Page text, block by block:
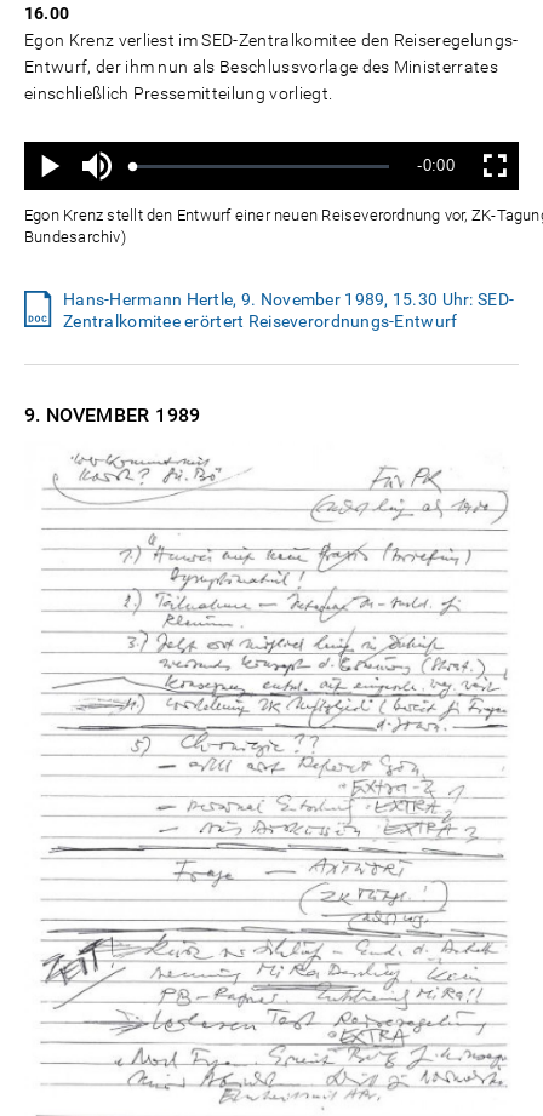
16.00
Egon Krenz verliest im SED-Zentralkomitee den Reiseregelungs-
Entwurf, der ihm nun als Beschlussvorlage des Ministerrates
einschließlich Pressemitteilung vorliegt.
Wiedergabe
Ton
aus
Geladen:
Status:
Verbleibende
Zeit
-0:00 Vollbild
Egon Krenz stellt den Entwurf einer neuen Reiseverordnung vor, ZK-
Bundesarchiv)
Hans-Hermann Hertle, 9. November 1989, 15.30 Uhr: SED-
Zentralkomitee erörtert Reiseverordnungs-Entwurf
9. NOVEMBER 1989